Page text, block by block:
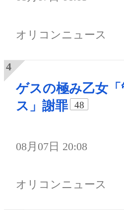
オリコンニュース
ゲスの極み乙女「
ス」謝罪
48
08月07日 20:08
オリコンニュース